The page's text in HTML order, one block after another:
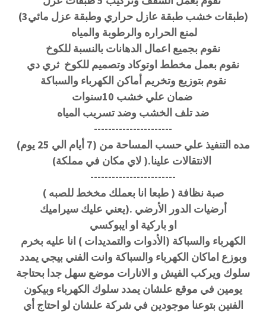
(3طبقات خشب طبقة عازل حراري وطبقة عزل مائي)
لمنع الحراره والرطوبة والمياه
نقوم بجميع اعمال الدهانات بالنسبة للكوخ
نقوم بعمل مخطط اوتوكاد وتصميم للكوخ ثري دي
نقوم بتوزيع وتخريم أماكن الكهرباء والسباكة
ضمان علي خشب 10سنوات
ضد تلف الخشب وضد تسريب المياه
----------------------
مده التنفيذ علي حسب المساحة من (7 أيام الي 25 يوم)
------------------------
صبة نظافة ( طبعا انا بعملك مخخط للصبه )
أرضيات الدور الأرضي .(يعني عليك سيراميك
الكهرباء والسباكة (الأدوات والتمديدات ) انا عليه بخرم
وبوزع اماكان الكهرباء والسباكة وانت الفني بيجي يمدد
سلوك ويركب الفيش و الانارات موضع سهل جدا بحتاجة
يومين في موقع علشان يمدد سلوك الكهرباء وبيكون
الفنين بتوعنا موجودين في شركة علشان لو احتاج أي